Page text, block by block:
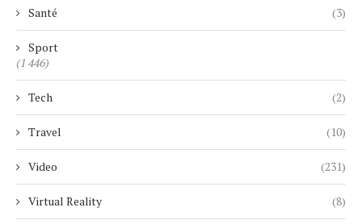
Santé (3)
Sport
(1 446)
Tech (2)
Travel (10)
Video (231)
Virtual Reality (8)